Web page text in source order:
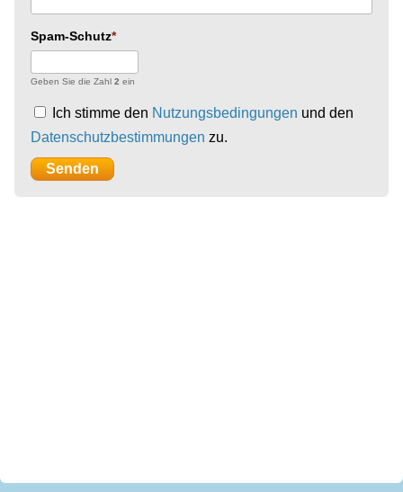
Spam-Schutz
Geben Sie die Zahl 2 ein
Ich stimme den Nutzungsbedingungen und den
Datenschutzbestimmungen zu.